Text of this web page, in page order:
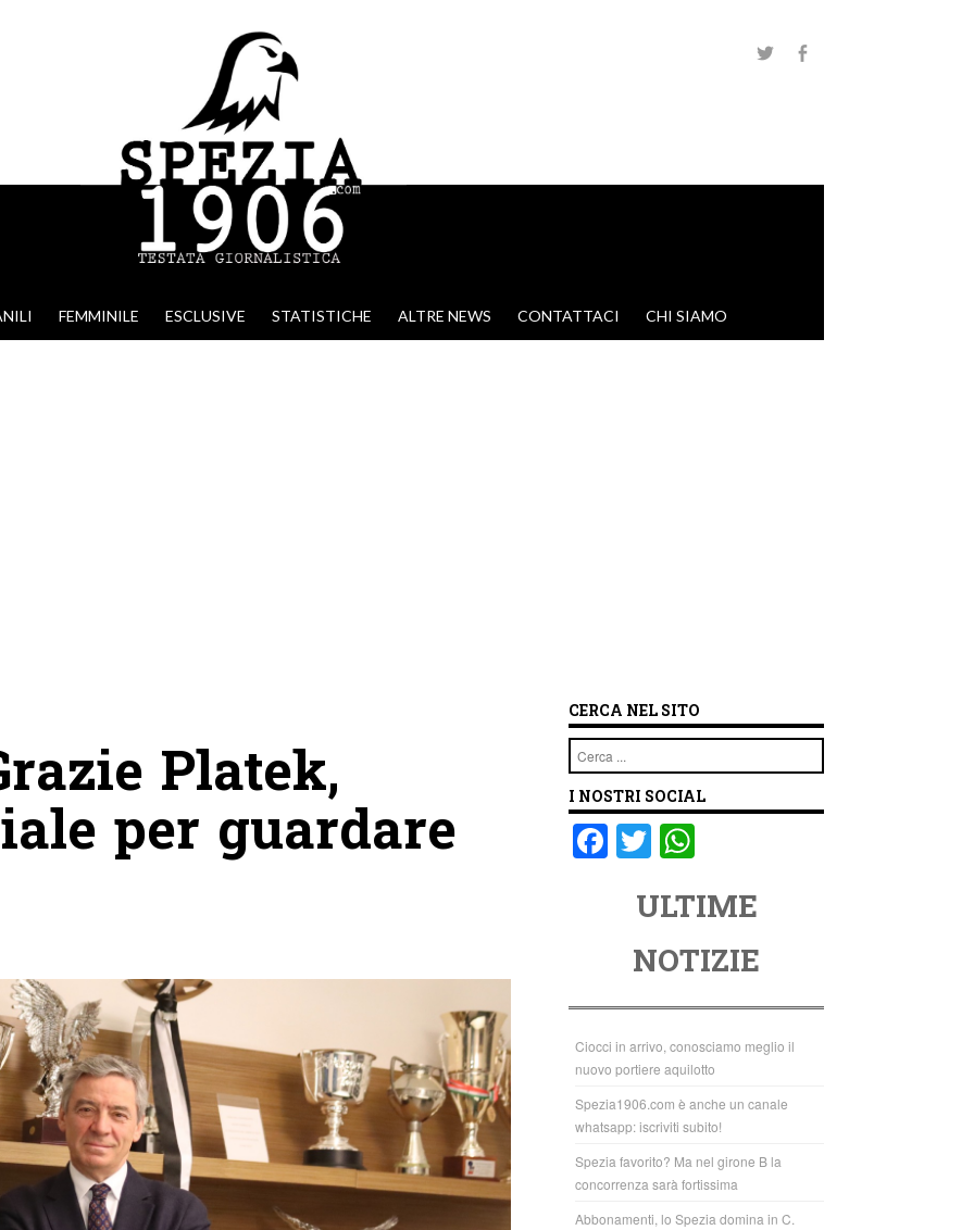
FEMMINILE ESCLUSIVE STATISTICHE ALTRE NEWS CONTATTACI CHI SIAMO
Platek,
per guardare
CERCA NEL SITO
Cerca
I NOSTRI SOCIAL
F
o
o
k
T
tt
er
at
s
A
p
p
ULTIME
NOTIZIE
Ciocci in arrivo, conosciamo meglio il
nuovo portiere aquilotto
Spezia1906.com è anche un canale
whatsapp: iscriviti subito!
Spezia favorito? Ma nel girone B la
concorrenza sarà fortissima
Abbonamenti, lo Spezia domina in C.